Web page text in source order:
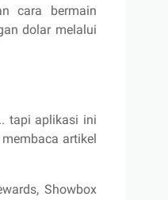
cara bermain
dolar melalui
tapi aplikasi ini
artikel
Showbox